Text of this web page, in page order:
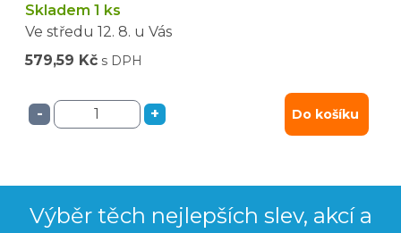
Skladem 1 ks
Ve středu 12. 8. u Vás
579,59 Kč s DPH
- + Do košíku
Výběr těch nejlepších slev, akcí a